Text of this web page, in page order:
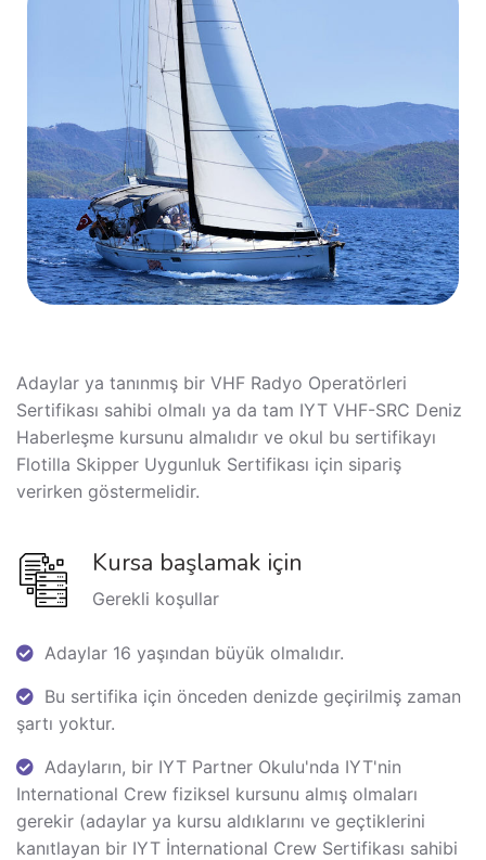
Adaylar ya tanınmış bir VHF Radyo Operatörleri
Sertifikası sahibi olmalı ya da tam IYT VHF-SRC Deniz
Haberleşme kursunu almalıdır ve okul bu sertifikayı
Flotilla Skipper Uygunluk Sertifikası için sipariş
verirken göstermelidir.
Kursa başlamak için
Gerekli koşullar
Adaylar 16 yaşından büyük olmalıdır.
Bu sertifika için önceden denizde geçirilmiş zaman
şartı yoktur.
Adayların, bir IYT Partner Okulu'nda IYT'nin
International Crew fiziksel kursunu almış olmaları
gerekir (adaylar ya kursu aldıklarını ve geçtiklerini
kanıtlayan bir IYT İnternational Crew Sertifikası sahibi